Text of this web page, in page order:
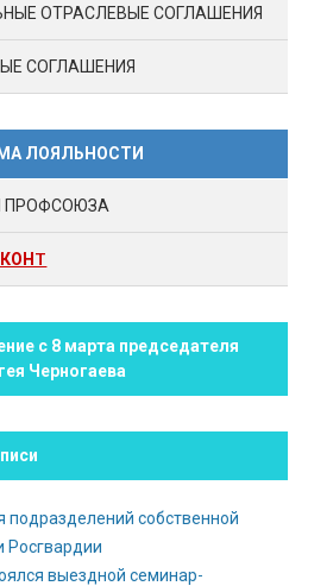
ОТРАСЛЕВЫЕ СОГЛАШЕНИЯ
СОГЛАШЕНИЯ
ЛОЯЛЬНОСТИ
ПРОФСОЮЗА
с 8 марта председателя
Черногаева
подразделений собственной
Росгвардии
выездной семинар-